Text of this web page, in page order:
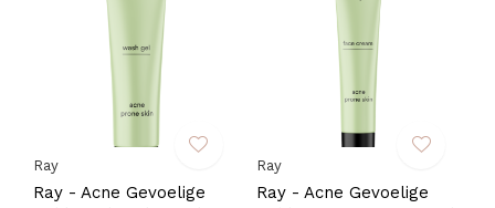
Ray
Ray - Acne Gevoelige
Ray
Ray - Acne Gevoelige